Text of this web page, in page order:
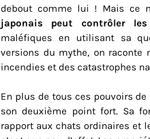
debout comme lui ! Mais ce
japonais peut contrôler
maléfiques en utilisant sa
versions du mythe, on raconte
incendies et des catastrophes
En plus de tous ces pouvoirs
son deuxième point fort. Sa
rapport aux chats ordinaires et